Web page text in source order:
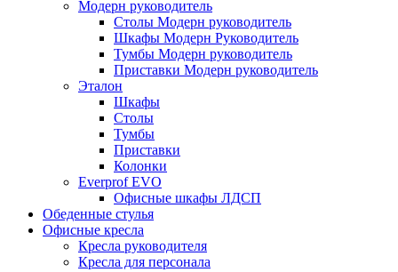
Модерн руководитель
Столы Модерн руководитель
Шкафы Модерн Руководитель
Тумбы Модерн руководитель
Приставки Модерн руководитель
Эталон
Шкафы
Столы
Тумбы
Приставки
Колонки
Everprof EVO
Офисные шкафы ЛДСП
Обеденные стулья
Офисные кресла
Кресла руководителя
Кресла для персонала